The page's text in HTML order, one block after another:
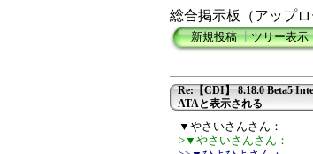
総合掲示板（アップ
新規投稿┃ツリー表示
Re:【CDI】 8.18.0 Beta5
ATAと表示される
▼やさいさんさん：
>▼やさいさんさん：